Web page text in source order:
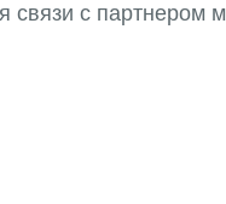
связи с партнером